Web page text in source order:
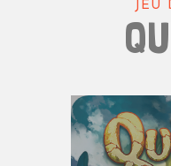
JEU